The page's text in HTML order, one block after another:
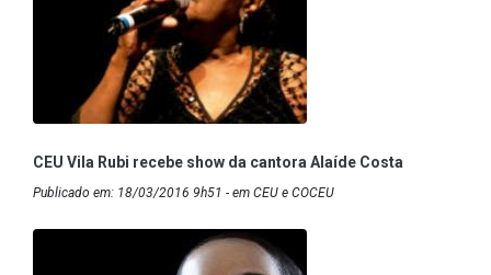
CEU Vila Rubi recebe show da cantora Alaíde Costa
Publicado em: 18/03/2016 9h51 - em CEU e COCEU